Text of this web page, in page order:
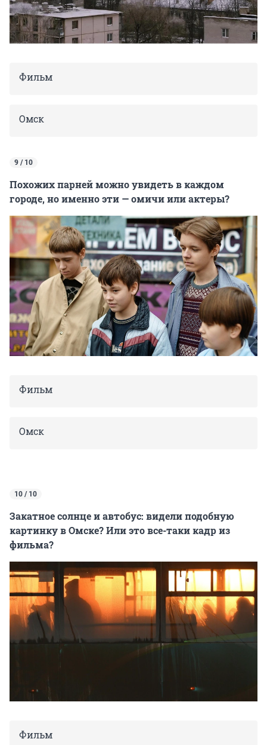
Фильм
Омск
9 / 10
Похожих парней можно увидеть в каждом
городе, но именно эти — омичи или актеры?
Фильм
Омск
10 / 10
Закатное солнце и автобус: видели подобную
картинку в Омске? Или это все-таки кадр из
фильма?
Фильм